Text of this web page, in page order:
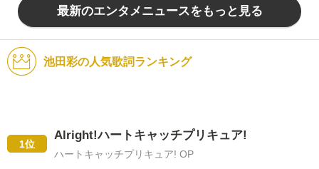
最新のエンタメニュースをもっと見る
池田彩の人気歌詞ランキング
1位
Alright!ハートキャッチプリキュア!
ハートキャッチプリキュア! OP